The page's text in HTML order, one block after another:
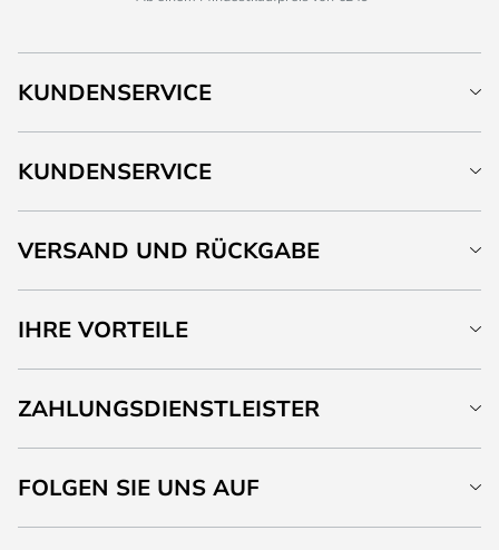
KUNDENSERVICE
KUNDENSERVICE
VERSAND UND RÜCKGABE
IHRE VORTEILE
ZAHLUNGSDIENSTLEISTER
FOLGEN SIE UNS AUF